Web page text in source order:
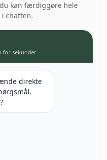
kan færdiggøre hele
chatten.
for sekunder
direkte